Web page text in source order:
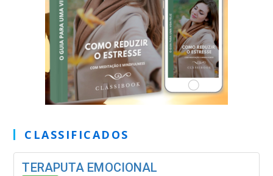
CLASSIFICADOS
TERAPUTA EMOCIONAL